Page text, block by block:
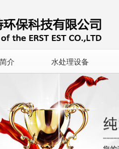
介 水处理设备